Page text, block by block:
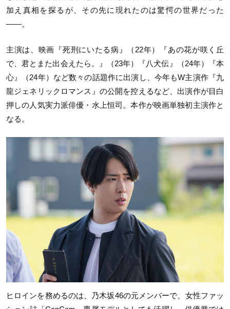
加え真相を探るが、その先に現れたのは驚愕の世界だった
——。
主演は、映画『死刑にいたる病』（22年）『あの花が咲く丘
で、君とまた出会えたら。』（23年）『八犬伝』（24年）『本
心』（24年）など数々の話題作に出演し、今年もW主演作『九
龍ジェネリックロマンス』の公開を控えるなど、出演作が目白
押しの人気実力派俳優・水上恒司。本作が映画単独初主演作と
なる。
ヒロインを務めるのは、乃木坂46の元メンバーで、女性ファッ